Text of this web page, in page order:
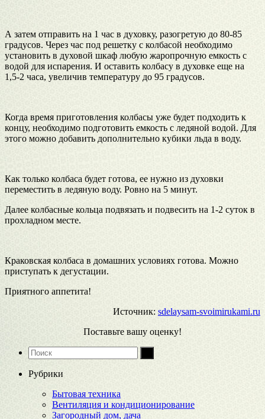
А затем отправить на 1 час в духовку, разогретую до 80-85
градусов. Через час под решетку с колбасой необходимо
установить в духовой шкаф любую жаропрочную емкость с
водой для испарения. И оставить колбасу в духовке еще на
1,5-2 часа, увеличив температуру до 95 градусов.
Когда время приготовления колбасы уже будет подходить к
концу, необходимо подготовить емкость с ледяной водой. Для
этого можно добавить дополнительно кубики льда в воду.
Как только колбаса будет готова, ее нужно из духовки
переместить в ледяную воду. Ровно на 5 минут.
Далее колбасные кольца подвязать и подвесить на 1-2 суток в
прохладном месте.
Краковская колбаса в домашних условиях готова. Можно
приступать к дегустации.
Приятного аппетита!
Источник: sdelaysam-svoimirukami.ru
Поставьте вашу оценку!
Рубрики
Бытовая техника
Вентиляция и кондиционирование
Загородный дом, дача